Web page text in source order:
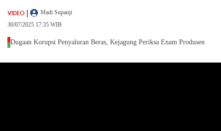
VIDEO |
Madi Supanji
30/07/2025 17:35 WIB
Dugaan Korupsi Penyaluran Beras, Kejagung Periksa Enam Produsen